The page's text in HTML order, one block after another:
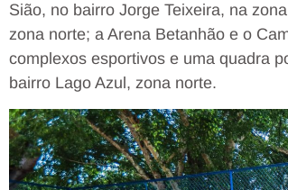
Sião, no bairro Jorge Teixeira, na
zona norte; a Arena Betanhão e o
complexos esportivos e uma quadra
bairro Lago Azul, zona norte.